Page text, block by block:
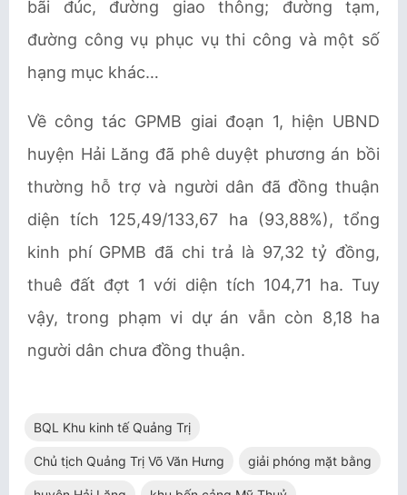
bãi đúc, đường giao thông; đường tạm,
đường công vụ phục vụ thi công và một số
hạng mục khác…
Về công tác GPMB giai đoạn 1, hiện UBND
huyện Hải Lăng đã phê duyệt phương án bồi
thường hỗ trợ và người dân đã đồng thuận
diện tích 125,49/133,67 ha (93,88%), tổng
kinh phí GPMB đã chi trả là 97,32 tỷ đồng,
thuê đất đợt 1 với diện tích 104,71 ha. Tuy
vậy, trong phạm vi dự án vẫn còn 8,18 ha
người dân chưa đồng thuận.
BQL Khu kinh tế Quảng Trị
Chủ tịch Quảng Trị Võ Văn Hưng giải phóng mặt bằng